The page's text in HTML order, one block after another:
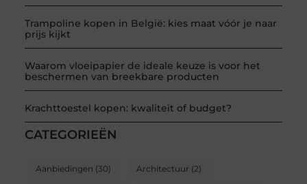
Trampoline kopen in België: kies maat vóór je naar
prijs kijkt
Waarom vloeipapier de ideale keuze is voor het
beschermen van breekbare producten
Krachttoestel kopen: kwaliteit of budget?
CATEGORIEËN
Aanbiedingen (30) Architectuur (2)